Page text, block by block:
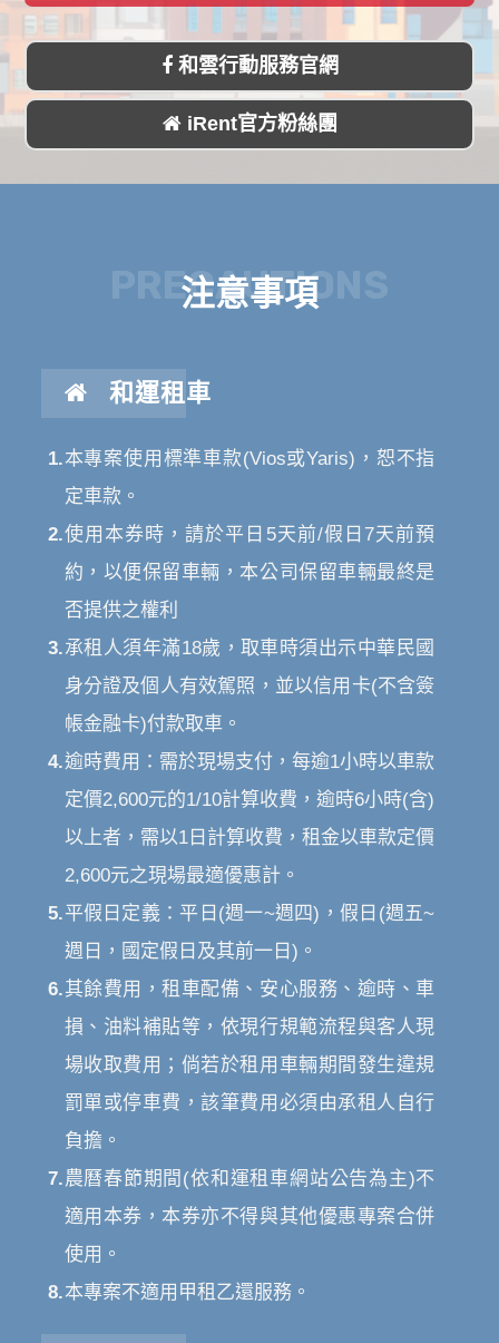
和雲行動服務官網
iRent官方粉絲團
PRECAUTIONS
注意事項
和運租車
1.本專案使用標準車款(Vios或Yaris)，恕不指
定車款。
2.使用本券時，請於平日5天前/假日7天前預
約，以便保留車輛，本公司保留車輛最終是
否提供之權利
3.承租人須年滿18歲，取車時須出示中華民國
身分證及個人有效駕照，並以信用卡(不含簽
帳金融卡)付款取車。
4.逾時費用：需於現場支付，每逾1小時以車款
定價2,600元的1/10計算收費，逾時6小時(含)
以上者，需以1日計算收費，租金以車款定價
2,600元之現場最適優惠計。
5.平假日定義：平日(週一~週四)，假日(週五~
週日，國定假日及其前一日)。
6.其餘費用，租車配備、安心服務、逾時、車
損、油料補貼等，依現行規範流程與客人現
場收取費用；倘若於租用車輛期間發生違規
罰單或停車費，該筆費用必須由承租人自行
負擔。
7.農曆春節期間(依和運租車網站公告為主)不
適用本券，本券亦不得與其他優惠專案合併
使用。
8.本專案不適用甲租乙還服務。